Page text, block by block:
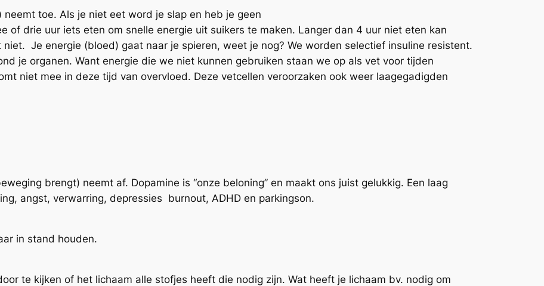
toe. Als je niet eet word je slap en heb je geen
of drie uur iets eten om snelle energie uit suikers te maken. Langer dan 4 uur niet eten kan
Je energie (bloed) gaat naar je spieren, weet je nog? We worden selectief insuline resistent.
je organen. Want energie die we niet kunnen gebruiken staan we op als vet voor tijden
niet mee in deze tijd van overvloed. Deze vetcellen veroorzaken ook weer laagegadigden
brengt) neemt af. Dopamine is “onze beloning” en maakt ons juist gelukkig. Een laag
angst, verwarring, depressies burnout, ADHD en parkingson.
in stand houden.
te kijken of het lichaam alle stofjes heeft die nodig zijn. Wat heeft je lichaam bv. nodig om